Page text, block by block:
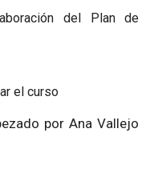
del Plan de
el curso
por Ana Vallejo